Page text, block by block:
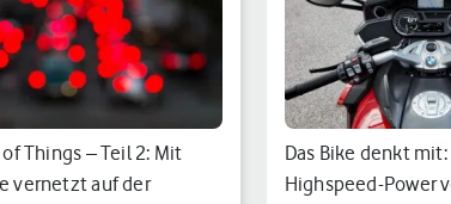
Things – Teil 2: Mit
vernetzt auf der
Das Bike denkt
Highspeed-Power